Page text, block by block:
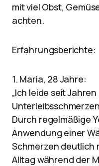
mit viel Obst,
achten.
Erfahrungsberichte:
1. Maria, 28 Jahre:
„Ich leide seit
Durch regelmäßige
Anwendung einer
Schmerzen deutlich
Alltag während der